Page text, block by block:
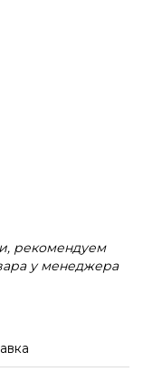
рекомендуем
у менеджера